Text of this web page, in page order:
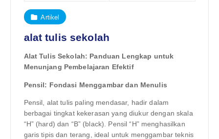
Artikel
alat tulis sekolah
Alat Tulis Sekolah: Panduan Lengkap untuk
Menunjang Pembelajaran Efektif
Pensil: Fondasi Menggambar dan Menulis
Pensil, alat tulis paling mendasar, hadir dalam
berbagai tingkat kekerasan yang diukur dengan skala
“H” (hard) dan “B” (black). Pensil “H” menghasilkan
garis tipis dan terang, ideal untuk menggambar teknis